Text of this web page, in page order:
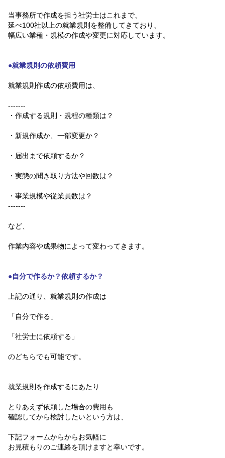
当事務所で作成を担う社労士はこれまで、
延べ100社以上の就業規則を整備してきており、
幅広い業種・規模の作成や変更に対応しています。
●就業規則の依頼費用
就業規則作成の依頼費用は、
-------
・作成する規則・規程の種類は？
・新規作成か、一部変更か？
・届出まで依頼するか？
・実態の聞き取り方法や回数は？
・事業規模や従業員数は？
-------
など、
作業内容や成果物によって変わってきます。
●自分で作るか？依頼するか？
上記の通り、就業規則の作成は
「自分で作る」
「社労士に依頼する」
のどちらでも可能です。
就業規則を作成するにあたり
とりあえず依頼した場合の費用も
確認してから検討したいという方は、
下記フォームからからお気軽に
お見積もりのご連絡を頂けますと幸いです。